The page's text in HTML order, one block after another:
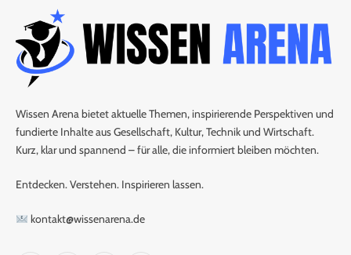
Wissen Arena bietet aktuelle Themen, inspirierende Perspektiven und
fundierte Inhalte aus Gesellschaft, Kultur, Technik und Wirtschaft.
Kurz, klar und spannend – für alle, die informiert bleiben möchten.
Entdecken. Verstehen. Inspirieren lassen.
kontakt@wissenarena.de